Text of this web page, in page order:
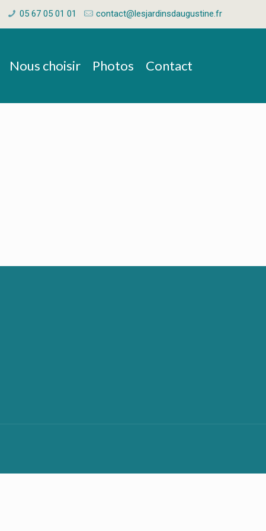
05 67 05 01 01 contact@lesjardinsdaugustine.fr
Nous choisir Photos Contact